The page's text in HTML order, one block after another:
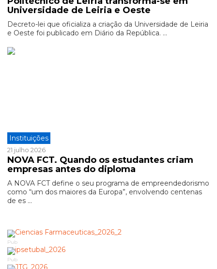
Universidade de Leiria e Oeste
Decreto-lei que oficializa a criação da Universidade de Leiria
e Oeste foi publicado em Diário da República. ...
Instituições
21 julho 2026
NOVA FCT. Quando os estudantes criam
empresas antes do diploma
A NOVA FCT define o seu programa de empreendedorismo
como “um dos maiores da Europa”, envolvendo centenas
de es ...
Pub
Pub